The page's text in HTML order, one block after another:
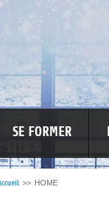
SE FORMER
LES VIOLENCES
>> HOME